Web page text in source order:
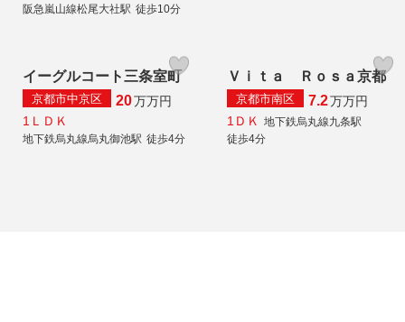
阪急嵐山線松尾大社駅 徒歩10分
イーグルコート三条室町
京都市中京区 20万万円
1ＬＤＫ
地下鉄烏丸線烏丸御池駅 徒歩4分
Ｖｉｔａ Ｒｏｓａ京都
京都市南区 7.2万万円
1ＤＫ
地下鉄烏丸線九条駅
徒歩4分